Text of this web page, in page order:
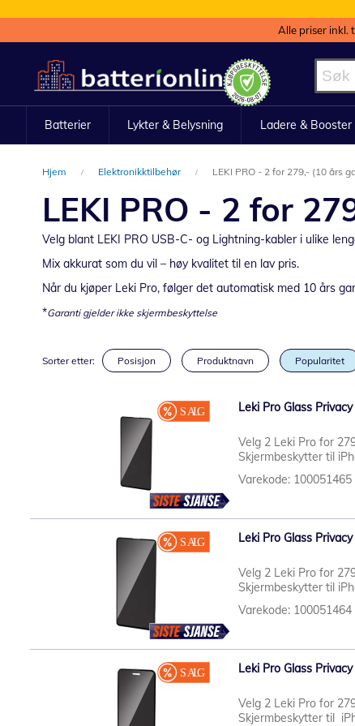
Alle priser inkl.
til
innhold
Batterier Lykter & Belysning Ladere & Booster
Hjem Elektronikktilbehør LEKI PRO - 2 for 279,- (10 års
LEKI PRO - 2 for
Velg blant LEKI PRO USB-C- og Lightning-kabler i ulike
Mix akkurat som du vil – høy kvalitet til en lav pris.
Når du kjøper Leki Pro, følger det automatisk med 10 års
*Garanti gjelder ikke skjermbeskyttelse
Sorter etter: Posisjon Produktnavn Popularitet
Leki Pro Glass
Velg 2 Leki Pro for
Skjermbeskytter til
Varekode: 100051465
Leki Pro Glass
Velg 2 Leki Pro for
Skjermbeskytter til
Varekode: 100051464
Leki Pro Glass
Velg 2 Leki Pro for
Skjermbeskytter til